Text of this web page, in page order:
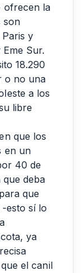
ofrecen la
son
y
Sur.
18.290
o no una
a los
libre
que los
en un
40 de
deba
que
esto sí lo
ya
el canil